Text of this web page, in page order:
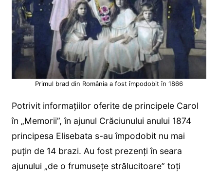
Primul brad din România a fost împodobit în 1866
Potrivit informațiilor oferite de principele Carol
în „Memorii”, în ajunul Crăciunului anului 1874
principesa Elisebata s-au împodobit nu mai
puțin de 14 brazi. Au fost prezenți în seara
ajunului „de o frumuseţe strălucitoare” toți